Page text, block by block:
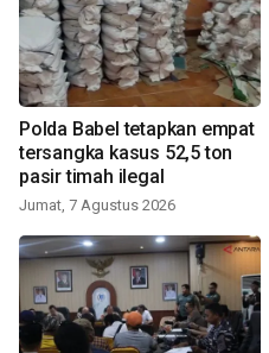
Polda Babel tetapkan empat
tersangka kasus 52,5 ton
pasir timah ilegal
Jumat, 7 Agustus 2026